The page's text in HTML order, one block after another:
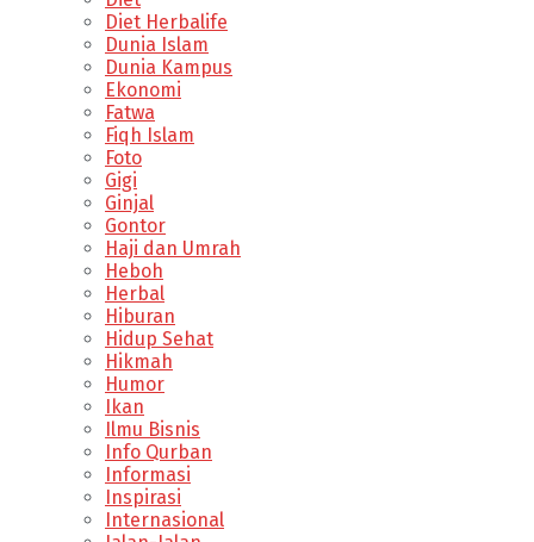
Diet Herbalife
Dunia Islam
Dunia Kampus
Ekonomi
Fatwa
Fiqh Islam
Foto
Gigi
Ginjal
Gontor
Haji dan Umrah
Heboh
Herbal
Hiburan
Hidup Sehat
Hikmah
Humor
Ikan
Ilmu Bisnis
Info Qurban
Informasi
Inspirasi
Internasional